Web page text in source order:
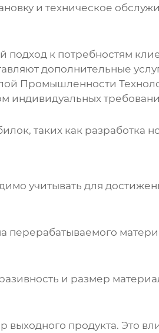
и техническое
к потребностям
дополнительные
Промышленности
индивидуальных
, таких как разработка
учитывать для
и размер
продукта. Это